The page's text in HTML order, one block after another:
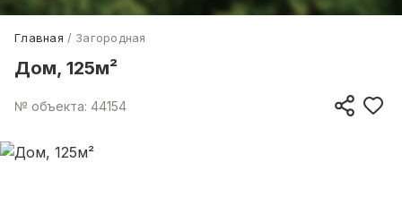
Главная Загородная
Дом, 125м²
№ объекта: 44154